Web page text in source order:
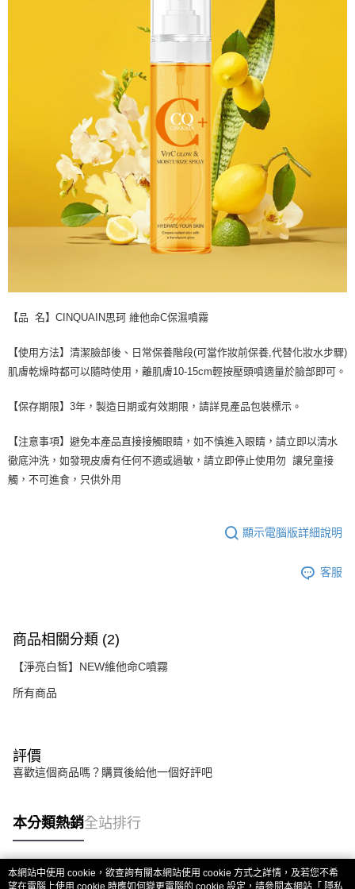
【品 名】CINQUAIN思珂 維他命C保濕噴霧
【使用方法】清潔臉部後、日常保養階段(可當作妝前保養,代替化妝水步驟)
肌膚乾燥時都可以隨時使用，離肌膚10-15cm輕按壓頭噴適量於臉部即可。
【保存期限】3年，製造日期或有效期限，請詳見產品包裝標示。
【注意事項】避免本產品直接接觸眼睛，如不慎進入眼睛，請立即以清水
徹底沖洗，如發現皮膚有任何不適或過敏，請立即停止使用勿 讓兒童接
觸，不可進食，只供外用
顯示電腦版詳細說明
客服
商品相關分類 (2)
【淨亮白皙】NEW維他命C噴霧
所有商品
評價
喜歡這個商品嗎？購買後給他一個好評吧
本分類熱銷全站排行
熱門標籤
本網站中使用 cookie，欲查詢有關本網站使用 cookie 方式之詳情，及若您不希
望在電腦上使用 cookie 時應如何變更電腦的 cookie 設定，請參閱本網站「 隱私